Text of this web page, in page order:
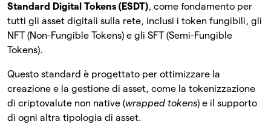
Standard Digital Tokens (ESDT), come fondamento per
tutti gli asset digitali sulla rete, inclusi i token fungibili, gli
NFT (Non-Fungible Tokens) e gli SFT (Semi-Fungible
Tokens).
Questo standard è progettato per ottimizzare la
creazione e la gestione di asset, come la tokenizzazione
di criptovalute non native (wrapped tokens) e il supporto
di ogni altra tipologia di asset.